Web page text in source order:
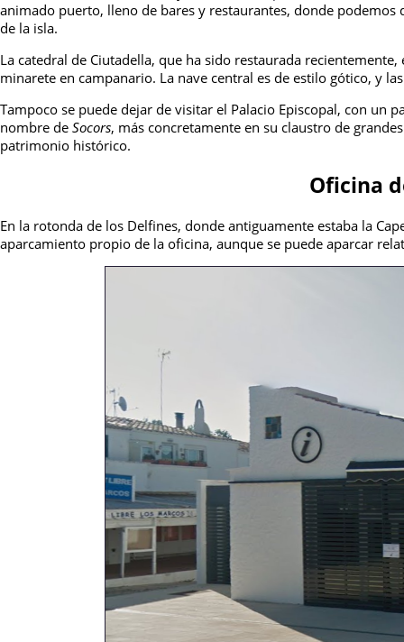
animado puerto, lleno de bares y restaurantes, donde
de la isla.
La catedral de Ciutadella, que ha sido restaurada
minarete en campanario. La nave central es de estilo gótico, y
Tampoco se puede dejar de visitar el Palacio Episcopal, con un
nombre de Socors, más concretamente en su claustro de
patrimonio histórico.
Oficina
En la rotonda de los Delfines, donde antiguamente estaba la
aparcamiento propio de la oficina, aunque se puede aparcar